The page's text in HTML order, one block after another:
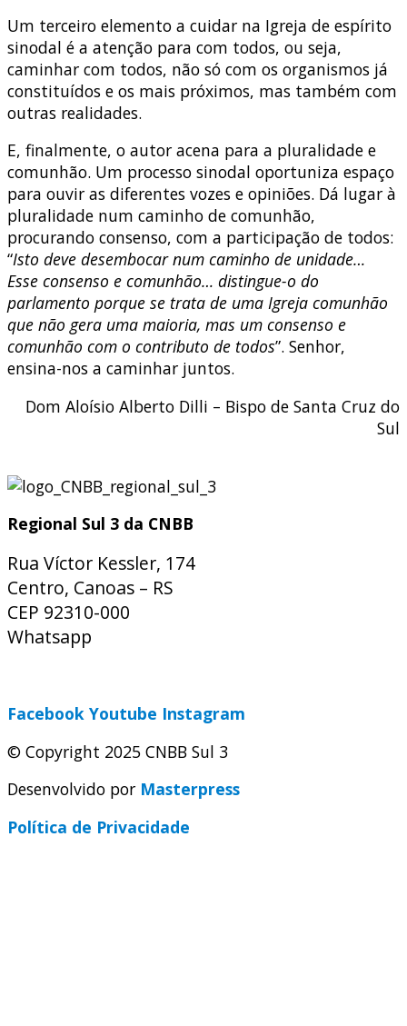
Um terceiro elemento a cuidar na Igreja de espírito
sinodal é a atenção para com todos, ou seja,
caminhar com todos, não só com os organismos já
constituídos e os mais próximos, mas também com
outras realidades.
E, finalmente, o autor acena para a pluralidade e
comunhão. Um processo sinodal oportuniza espaço
para ouvir as diferentes vozes e opiniões. Dá lugar à
pluralidade num caminho de comunhão,
procurando consenso, com a participação de todos:
“Isto deve desembocar num caminho de unidade…
Esse consenso e comunhão… distingue-o do
parlamento porque se trata de uma Igreja comunhão
que não gera uma maioria, mas um consenso e
comunhão com o contributo de todos”. Senhor,
ensina-nos a caminhar juntos.
Dom Aloísio Alberto Dilli – Bispo de Santa Cruz do
Sul
Regional Sul 3 da CNBB
Rua Víctor Kessler, 174
Centro, Canoas – RS
CEP 92310-000
Whatsapp
Facebook Youtube Instagram
© Copyright 2025 CNBB Sul 3
Desenvolvido por Masterpress
Política de Privacidade